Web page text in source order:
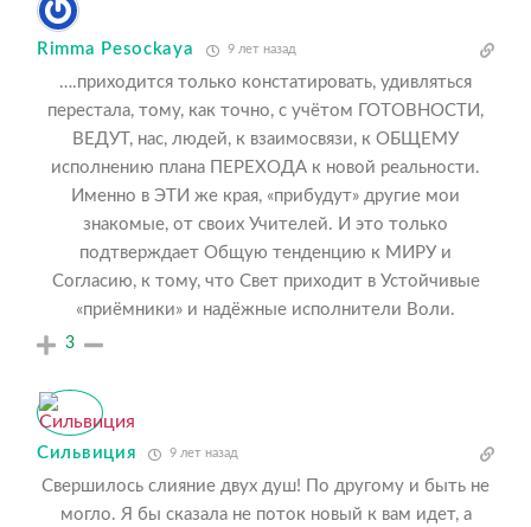
Rimma Pesockaya 9 лет назад
….приходится только констатировать, удивляться
перестала, тому, как точно, с учётом ГОТОВНОСТИ,
ВЕДУТ, нас, людей, к взаимосвязи, к ОБЩЕМУ
исполнению плана ПЕРЕХОДА к новой реальности.
Именно в ЭТИ же края, «прибудут» другие мои
знакомые, от своих Учителей. И это только
подтверждает Общую тенденцию к МИРУ и
Согласию, к тому, что Свет приходит в Устойчивые
«приёмники» и надёжные исполнители Воли.
3
Сильвиция 9 лет назад
Свершилось слияние двух душ! По другому и быть не
могло. Я бы сказала не поток новый к вам идет, а